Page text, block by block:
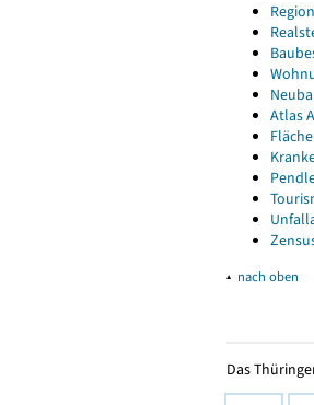
Atlas
▴ nach oben
Das